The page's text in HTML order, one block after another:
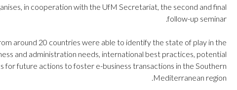
in cooperation with the UfM Secretariat, the second and final
follow-up seminar.
around 20 countries were able to identify the state of play in the
and administration needs, international best practices, potential
for future actions to foster e-business transactions in the Southern
Mediterranean region.